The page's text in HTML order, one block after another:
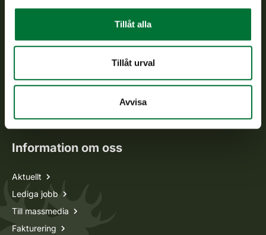
Tillåt alla
Tillåt urval
Avvisa
Ofta ställda frågor
Alla kontaktuppgifter
Jaktkort
Information om oss
Aktuellt
Lediga jobb
Till massmedia
Fakturering